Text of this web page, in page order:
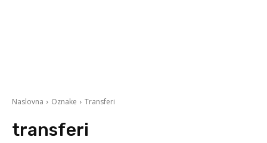
Naslovna Oznake Transferi
transferi